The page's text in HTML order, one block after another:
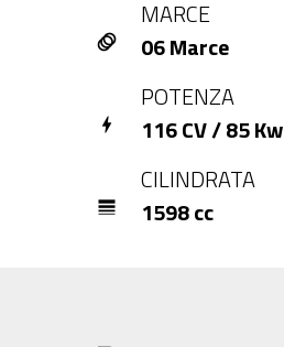
MARCE
animation
06 Marce
POTENZA
bolt
116 CV / 85 Kw
CILINDRATA
line_weight 1598 cc